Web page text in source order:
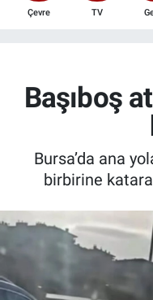
Çevre TV
Başıboş
Bursa’da ana
birbirine
Ekonomi
Güncel
İnanç
Kadın & Aile
Son Dakika
Haber Arşivi